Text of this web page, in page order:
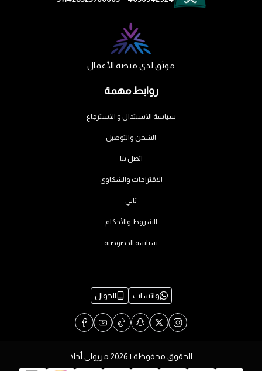
روابط مهمة
سياسة الاسبتدال و الاسترجاع
الشحن والتوصيل
اتصل بنا
الاقتراحات والشكاوى
تابي
الشروط والأحكام
سياسة الخصوصية
موثق لدى منصة الأعمال
واتساب الجوال
الحقوق محفوظة | 2026 مريولي أحلا